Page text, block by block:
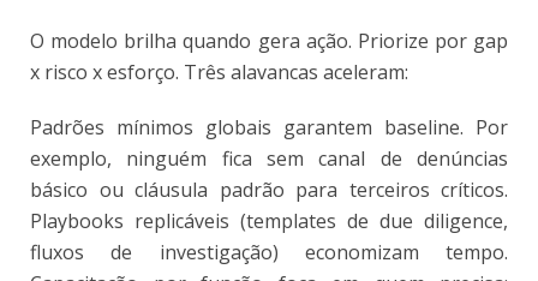
O modelo brilha quando gera ação. Priorize por gap
x risco x esforço. Três alavancas aceleram:
Padrões mínimos globais garantem baseline. Por
exemplo, ninguém fica sem canal de denúncias
básico ou cláusula padrão para terceiros críticos.
Playbooks replicáveis (templates de due diligence,
fluxos de investigação) economizam tempo.